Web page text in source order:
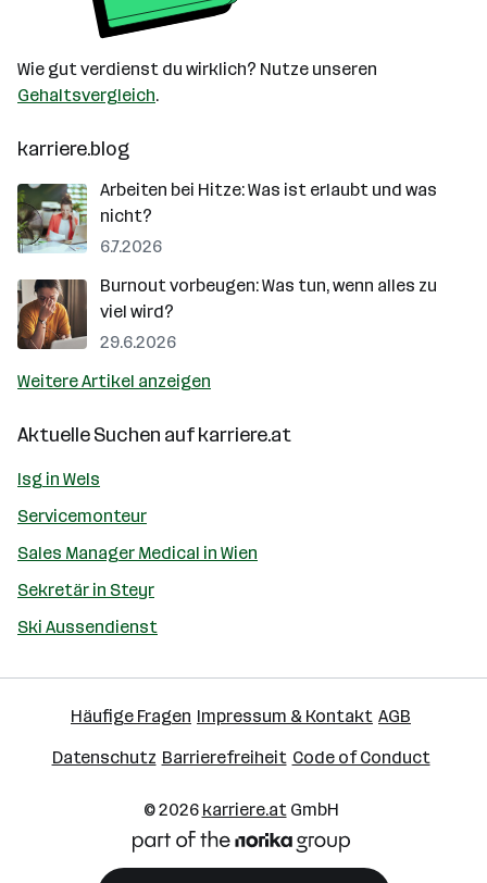
Wie gut verdienst du wirklich? Nutze unseren
Gehaltsvergleich.
karriere.blog
Arbeiten bei Hitze: Was ist erlaubt und was
nicht?
6.7.2026
Burnout vorbeugen: Was tun, wenn alles zu
viel wird?
29.6.2026
Weitere Artikel anzeigen
Aktuelle Suchen aufkarriere.at
Isg in Wels
Servicemonteur
Sales Manager Medical in Wien
Sekretär in Steyr
Ski Aussendienst
Häufige Fragen Impressum & Kontakt AGB
Datenschutz Barrierefreiheit Code of Conduct
© 2026 karriere.atGmbH